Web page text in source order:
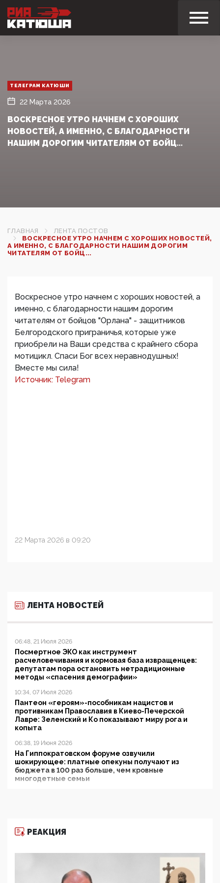
ТЕЛЕГРАМ КАТЮШИ
22 Марта 2026
ВОСКРЕСНОЕ УТРО НАЧНЕМ С ХОРОШИХ
НОВОСТЕЙ, А ИМЕННО, С БЛАГОДАРНОСТИ
НАШИМ ДОРОГИМ ЧИТАТЕЛЯМ ОТ БОЙЦ...
ГЛАВНАЯ
ЛЕНТА ПОСТОВ
ВОСКРЕСНОЕ УТРО НАЧНЕМ С ХОРОШИХ НОВОСТЕЙ,
А ИМЕННО, С БЛАГОДАРНОСТИ НАШИМ ДОРОГИМ
ЧИТАТЕЛЯМ ОТ БОЙЦ...
Воскресное утро начнем с хороших новостей, а
именно, с благодарности нашим дорогим
читателям от бойцов "Орлана" - защитников
Белгородского приграничья, которые уже
приобрели на Ваши средства с крайнего сбора
мотицикл. Спаси Бог всех неравнодушных!
Вместе мы сила!
Источник: Telegram
22 Марта 2026 в 09:20
ЛЕНТА НОВОСТЕЙ
06:48, 21 Июля 2026
Посмертное ЭКО как инструмент
расчеловечивания и кормовая база извращенцев:
депутатам пора остановить нетрадиционные
методы «спасения демографии»
10:34, 07 Июля 2026
Пантеон «героям»-пособникам нацистов и
противникам Православия в Киево-Печерской
Лавре: Зеленский и Ко показывают миру рога и
копыта
06:38, 19 Июня 2026
На Гиппократовском форуме озвучили
шокирующее: платные опекуны получают из
бюджета в 100 раз больше, чем кровные
многодетные семьи
11:53, 09 Июня 2026
деятельность ИИТО ЮНЕСКО в России, но
цифроглобалисты продолжают определять
повестку в образовании
РЕАКЦИЯ